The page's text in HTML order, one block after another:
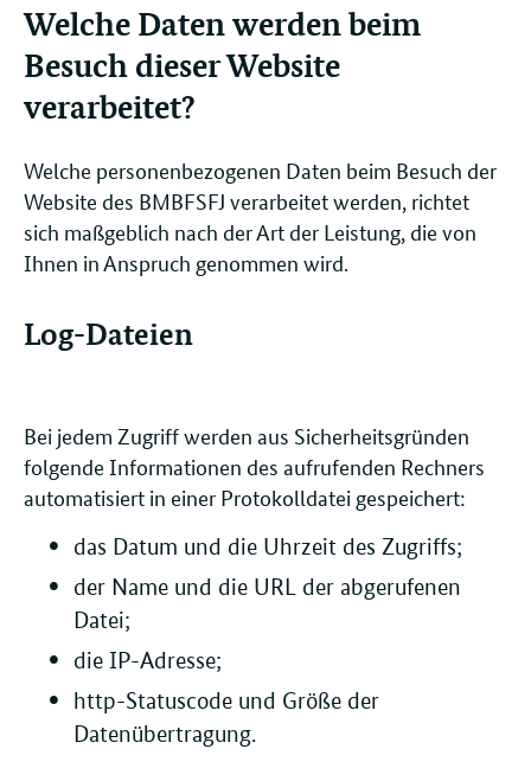
Welche Daten werden beim
Besuch dieser Website
verarbeitet?
Welche personenbezogenen Daten beim Besuch der
Website des BMBFSFJ verarbeitet werden, richtet
sich maßgeblich nach der Art der Leistung, die von
Ihnen in Anspruch genommen wird.
Log-Dateien
Bei jedem Zugriff werden aus Sicherheitsgründen
folgende Informationen des aufrufenden Rechners
automatisiert in einer Protokolldatei gespeichert:
das Datum und die Uhrzeit des Zugriffs;
der Name und die URL der abgerufenen
Datei;
die IP-Adresse;
http-Statuscode und Größe der
Datenübertragung.